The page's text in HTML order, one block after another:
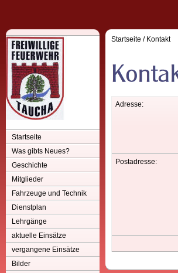
Startseite
Was gibts Neues?
Geschichte
Mitglieder
Fahrzeuge und Technik
Dienstplan
Lehrgänge
aktuelle Einsätze
vergangene Einsätze
Bilder
Startseite / Kontakt
Adresse:
Postadresse: